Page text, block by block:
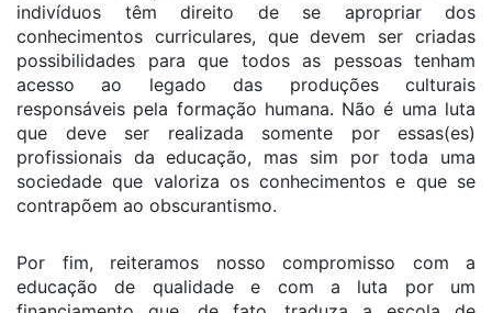
indivíduos têm direito de se apropriar dos
conhecimentos curriculares, que devem ser criadas
possibilidades para que todos as pessoas tenham
acesso ao legado das produções culturais
responsáveis pela formação humana. Não é uma luta
que deve ser realizada somente por essas(es)
profissionais da educação, mas sim por toda uma
sociedade que valoriza os conhecimentos e que se
contrapõem ao obscurantismo.
Por fim, reiteramos nosso compromisso com a
educação de qualidade e com a luta por um